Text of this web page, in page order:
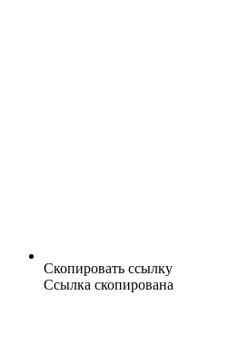
Скопировать ссылку
Ссылка скопирована